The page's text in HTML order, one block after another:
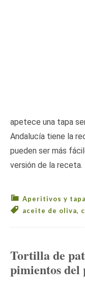
apetece una tapa
Andalucía tiene la
pueden ser más
versión de la receta.
Aperitivos y
aceite de oliva,
Tortilla de
pimientos